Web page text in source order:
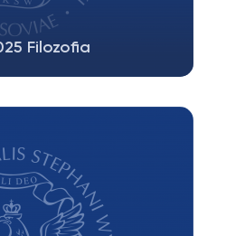
Filozofia
2024/2025...